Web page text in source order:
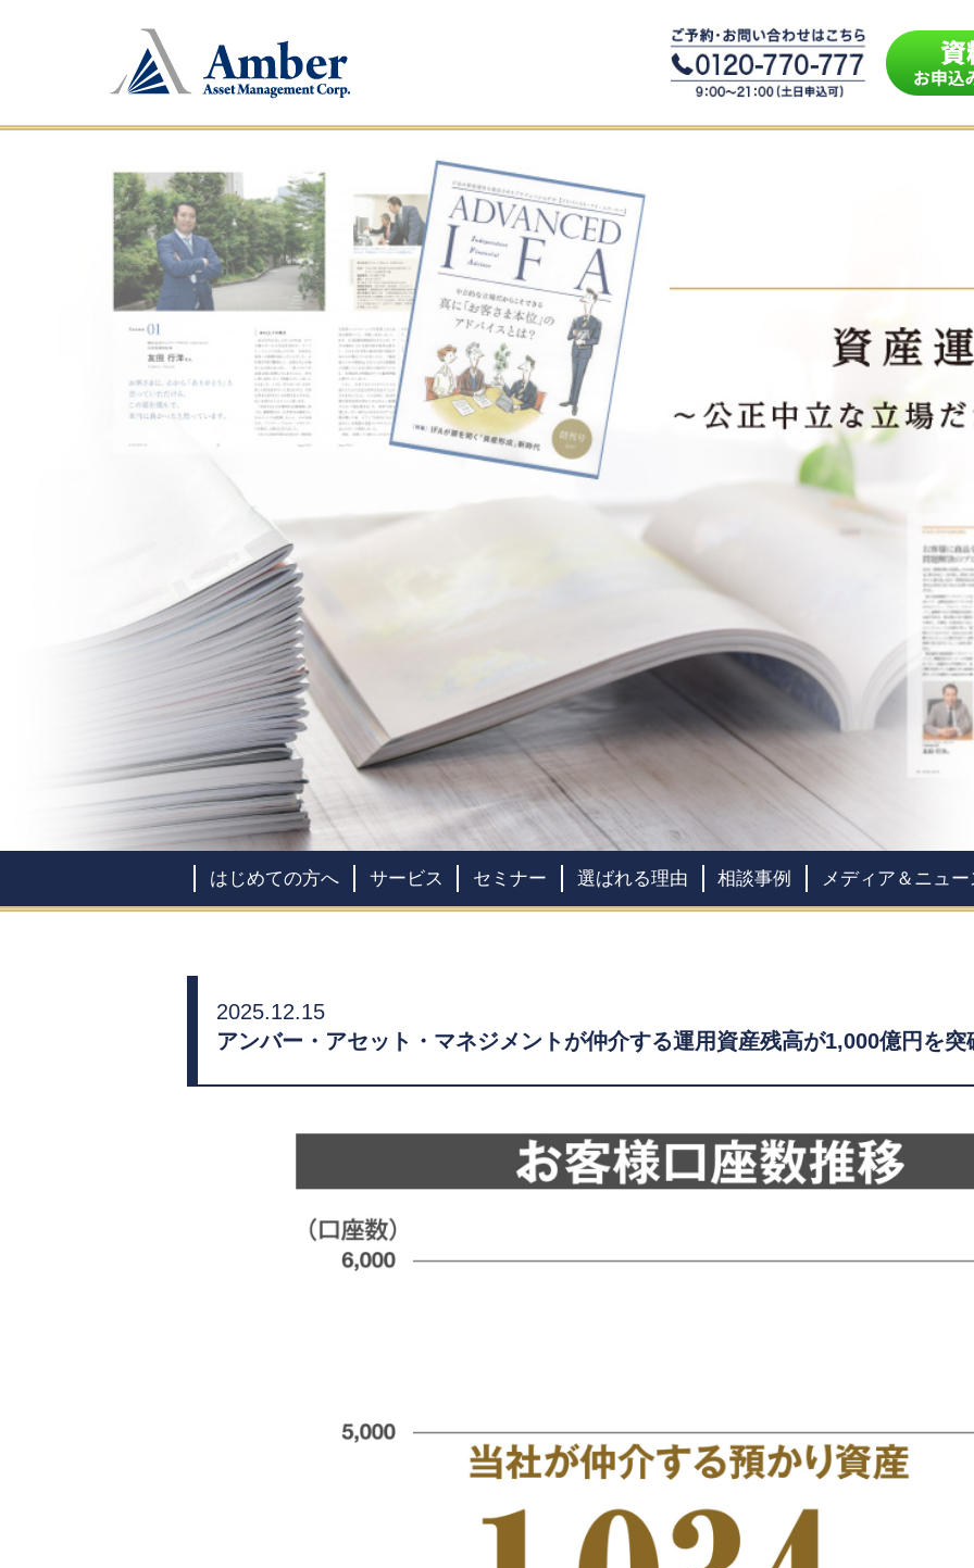
はじめての方へ サービス セミナー 選ばれる理由 相談事例 メディア＆ニュー
2025.12.15
アンバー・アセット・マネジメントが仲介する運用資産残高が1,000億円を突